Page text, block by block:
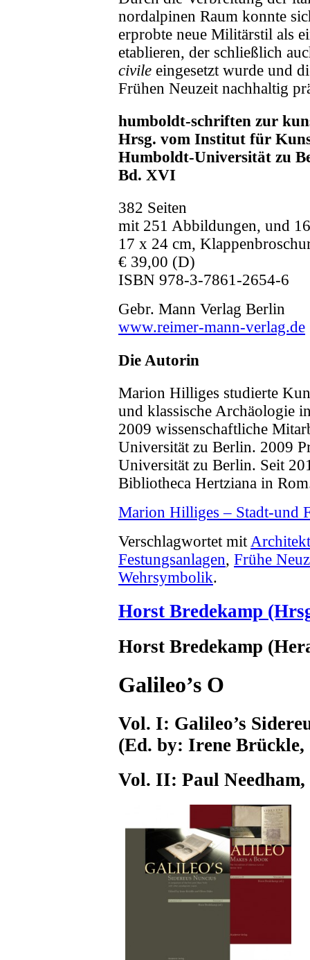
nordalpinen Raum konnte
erprobte neue Militärstil als
etablieren, der schließlich
civile eingesetzt wurde und
Frühen Neuzeit nachhaltig
humboldt-schriften zur
Hrsg. vom Institut für
Humboldt-Universität zu
Bd. XVI
382 Seiten
mit 251 Abbildungen, und
17 x 24 cm,
€ 39,00 (D)
ISBN 978-3-7861-2654-6
Gebr. Mann Verlag Berlin
www.reimer-mann-verlag.de
Die Autorin
Marion Hilliges studierte
und klassische Archäologie
2009 wissenschaftliche
Universität zu Berlin. 2009
Universität zu Berlin. Seit
Bibliotheca Hertziana in
Marion Hilliges – Stadt-und
Verschlagwortet mit
Festungsanlagen, Frühe
Wehrsymbolik.
Horst Bredekamp
Horst Bredekamp
Galileo’s O
Vol. I: Galileo’s
(Ed. by: Irene
Vol. II: Paul